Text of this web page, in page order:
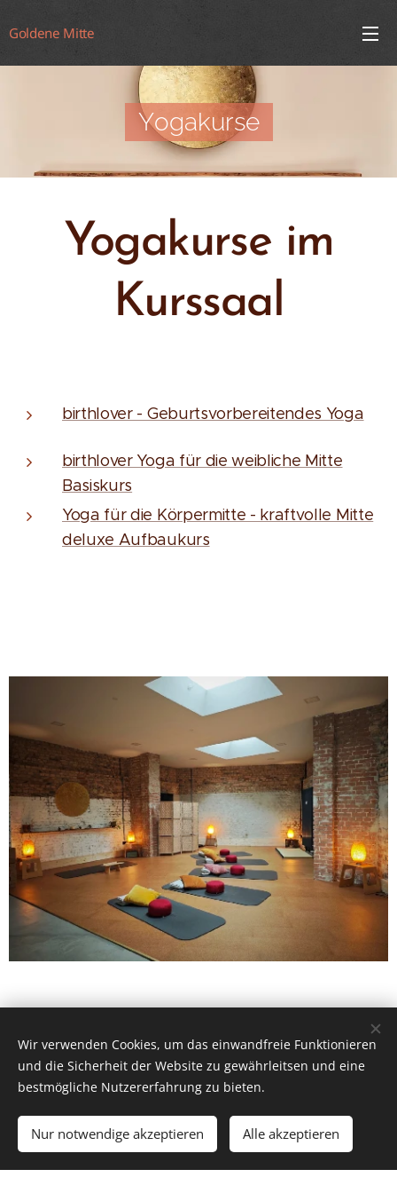
Goldene Mitte
Yogakurse
Yogakurse im
Kurssaal
birthlover - Geburtsvorbereitendes Yoga
birthlover Yoga für die weibliche Mitte
Basiskurs
Yoga für die Körpermitte - kraftvolle Mitte
deluxe Aufbaukurs
© 2026 Alle Rechte vorbehalten
Cookies
Wir verwenden Cookies, um das einwandfreie Funktionieren
und die Sicherheit der Website zu gewährleitsen und eine
bestmögliche Nutzererfahrung zu bieten.
Nur notwendige akzeptieren Alle akzeptieren